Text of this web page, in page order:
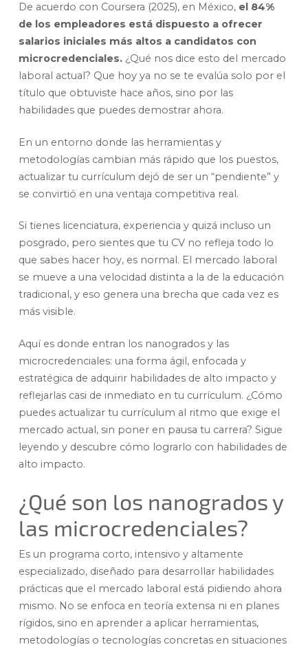
De acuerdo con Coursera (2025), en México, el 84%
de los empleadores está dispuesto a ofrecer
salarios iniciales más altos a candidatos con
microcredenciales. ¿Qué nos dice esto del mercado
laboral actual? Que hoy ya no se te evalúa solo por el
título que obtuviste hace años, sino por las
habilidades que puedes demostrar ahora.
En un entorno donde las herramientas y
metodologías cambian más rápido que los puestos,
actualizar tu currículum dejó de ser un “pendiente” y
se convirtió en una ventaja competitiva real.
Si tienes licenciatura, experiencia y quizá incluso un
posgrado, pero sientes que tu CV no refleja todo lo
que sabes hacer hoy, es normal. El mercado laboral
se mueve a una velocidad distinta a la de la educación
tradicional, y eso genera una brecha que cada vez es
más visible.
Aquí es donde entran los nanogrados y las
microcredenciales: una forma ágil, enfocada y
estratégica de adquirir habilidades de alto impacto y
reflejarlas casi de inmediato en tu currículum. ¿Cómo
puedes actualizar tu currículum al ritmo que exige el
mercado actual, sin poner en pausa tu carrera? Sigue
leyendo y descubre cómo lograrlo con habilidades de
alto impacto.
¿Qué son los nanogrados y
las microcredenciales?
Es un programa corto, intensivo y altamente
especializado, diseñado para desarrollar habilidades
prácticas que el mercado laboral está pidiendo ahora
mismo. No se enfoca en teoría extensa ni en planes
rígidos, sino en aprender a aplicar herramientas,
metodologías o tecnologías concretas en situaciones